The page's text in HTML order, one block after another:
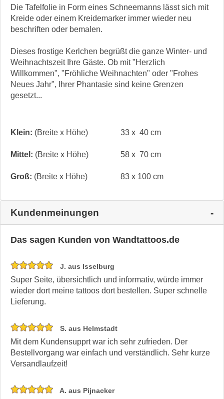
Die Tafelfolie in Form eines Schneemanns lässt sich mit
Kreide oder einem Kreidemarker immer wieder neu
beschriften oder bemalen.
Dieses frostige Kerlchen begrüßt die ganze Winter- und
Weihnachtszeit Ihre Gäste. Ob mit "Herzlich
Willkommen", "Fröhliche Weihnachten" oder "Frohes
Neues Jahr", Ihrer Phantasie sind keine Grenzen
gesetzt...
Klein: (Breite x Höhe) 33 x 40 cm
Mittel: (Breite x Höhe) 58 x 70 cm
Groß: (Breite x Höhe) 83 x 100 cm
Kundenmeinungen
Das sagen Kunden von Wandtattoos.de
J. aus Isselburg
Super Seite, übersichtlich und informativ, würde immer
wieder dort meine tattoos dort bestellen. Super schnelle
Lieferung.
S. aus Helmstadt
Mit dem Kundensupprt war ich sehr zufrieden. Der
Bestellvorgang war einfach und verständlich. Sehr kurze
Versandlaufzeit!
A. aus Pijnacker